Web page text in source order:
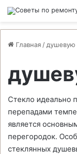
Главная / душевую
Стекло идеально
перепадами
является
перегородок.
стеклянных